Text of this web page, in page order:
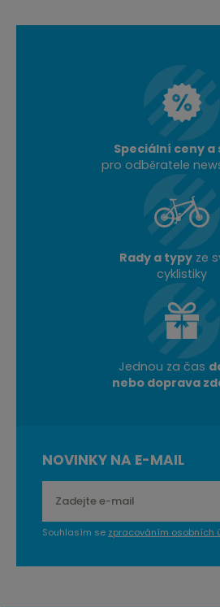
Speciální ceny a
pro odběratele
Rady a typyze
cyklistiky
Jednou za čas
nebo doprava
NOVINKY NA E-MAIL
Souhlasím se zpracováním osobních